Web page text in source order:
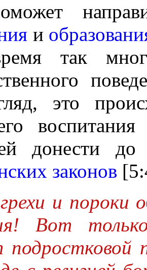
и
так
это
донести
законов
и пороки
Вот
подростковой